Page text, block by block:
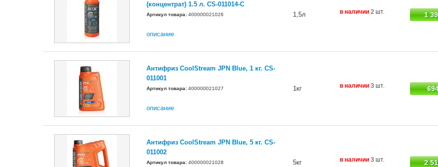
(концентрат) 1.5 л. CS-011014-С
Артикул товара: 400000021026
описание
1,5л в наличии 2 шт. 1
Антифриз CoolStream JPN Blue, 1 кг. CS-
011001
Артикул товара: 400000021027
описание
1кг в наличии 3 шт.
Антифриз CoolStream JPN Blue, 5 кг. CS-
011002
Артикул товара: 400000021028 5кг в наличии 3 шт. 2